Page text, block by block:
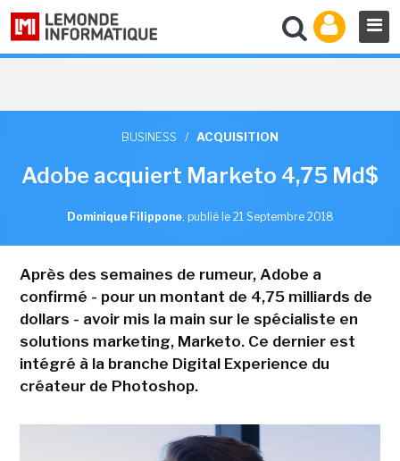
BUSINESS / ACQUISITION
Adobe acquiert Marketo 4,75 Md$
Dominique Filippone, publié le 21 Septembre 2018
Après des semaines de rumeur, Adobe a
confirmé - pour un montant de 4,75 milliards de
dollars - avoir mis la main sur le spécialiste en
solutions marketing, Marketo. Ce dernier est
intégré à la branche Digital Experience du
créateur de Photoshop.